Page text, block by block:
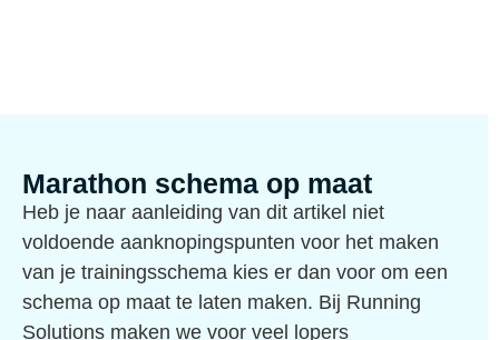
Marathon schema op maat
Heb je naar aanleiding van dit artikel niet
voldoende aanknopingspunten voor het maken
van je trainingsschema kies er dan voor om een
schema op maat te laten maken. Bij Running
Solutions maken we voor veel lopers